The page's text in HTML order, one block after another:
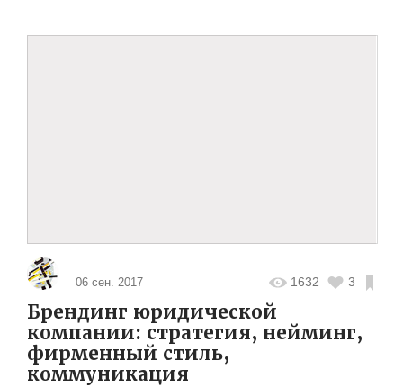
06 сен. 2017 1632 3
Брендинг юридической
компании: стратегия, нейминг,
фирменный стиль,
коммуникация